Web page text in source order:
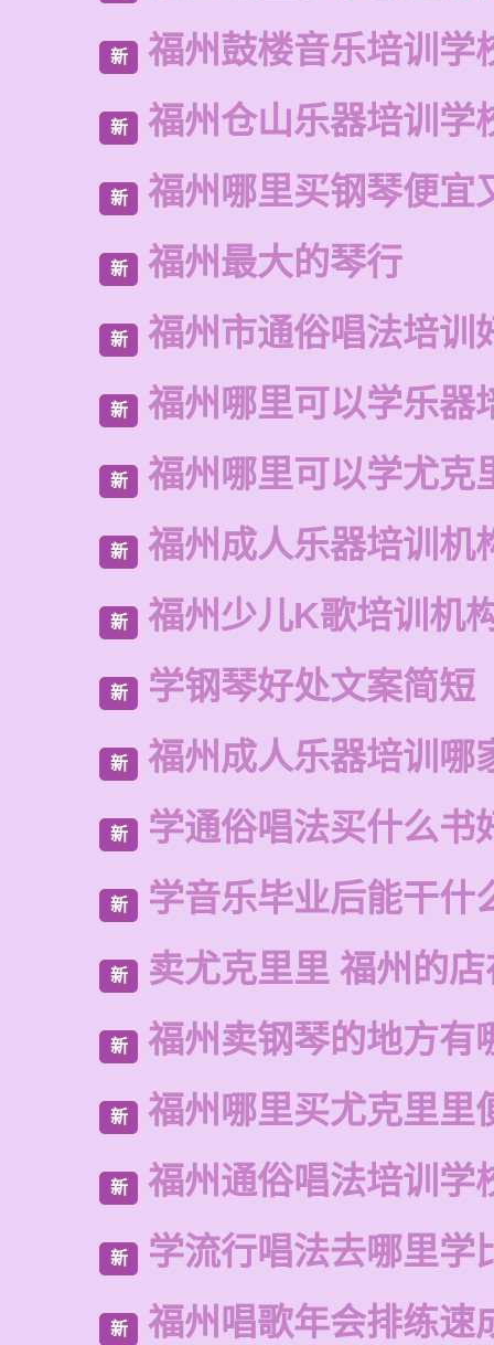
新 福州鼓楼音乐培训学
新 福州仓山乐器培训学
新 福州哪里买钢琴便宜
新 福州最大的琴行
新 福州市通俗唱法培训
新 福州哪里可以学乐器
新 福州哪里可以学尤克
新 福州成人乐器培训机
新 福州少儿K歌培训机
新 学钢琴好处文案简短
新 福州成人乐器培训哪
新 学通俗唱法买什么书
新 学音乐毕业后能干什
新 卖尤克里里 福州的
新 福州卖钢琴的地方有
新 福州哪里买尤克里里
新 福州通俗唱法培训学
新 学流行唱法去哪里学
新 福州唱歌年会排练速